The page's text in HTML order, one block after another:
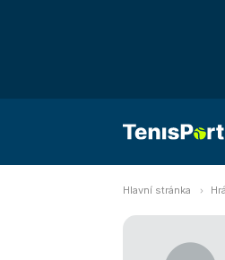
Hlavní stránka